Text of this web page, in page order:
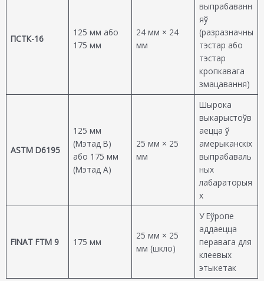
ПСТК-16
125 мм або
175 мм
24 мм × 24
мм
выпрабаванн
яў
(разразначны
тэстар або
тэстар
кропкавага
змацавання)
ASTM D6195
125 мм
(Мэтад B)
або 175 мм
(Мэтад A)
25 мм × 25
мм
Шырока
выкарыстоўв
аецца ў
амерыканскіх
выпрабаваль
ных
лабараторыя
х
FINAT FTM 9 175 мм
25 мм × 25
мм (шкло)
У Еўропе
аддаецца
перавага для
клеевых
этыкетак